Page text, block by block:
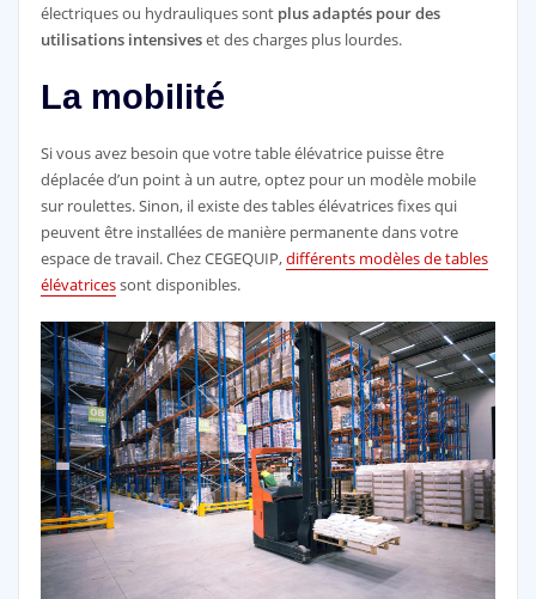
électriques ou hydrauliques sont plus adaptés pour des
utilisations intensiveset des charges plus lourdes.
La mobilité
Si vous avez besoin que votre table élévatrice puisse être
déplacée d’un point à un autre, optez pour un modèle mobile
sur roulettes. Sinon, il existe des tables élévatrices fixes qui
peuvent être installées de manière permanente dans votre
espace de travail. ChezCEGEQUIP,différents modèles de tables
élévatricessont disponibles.